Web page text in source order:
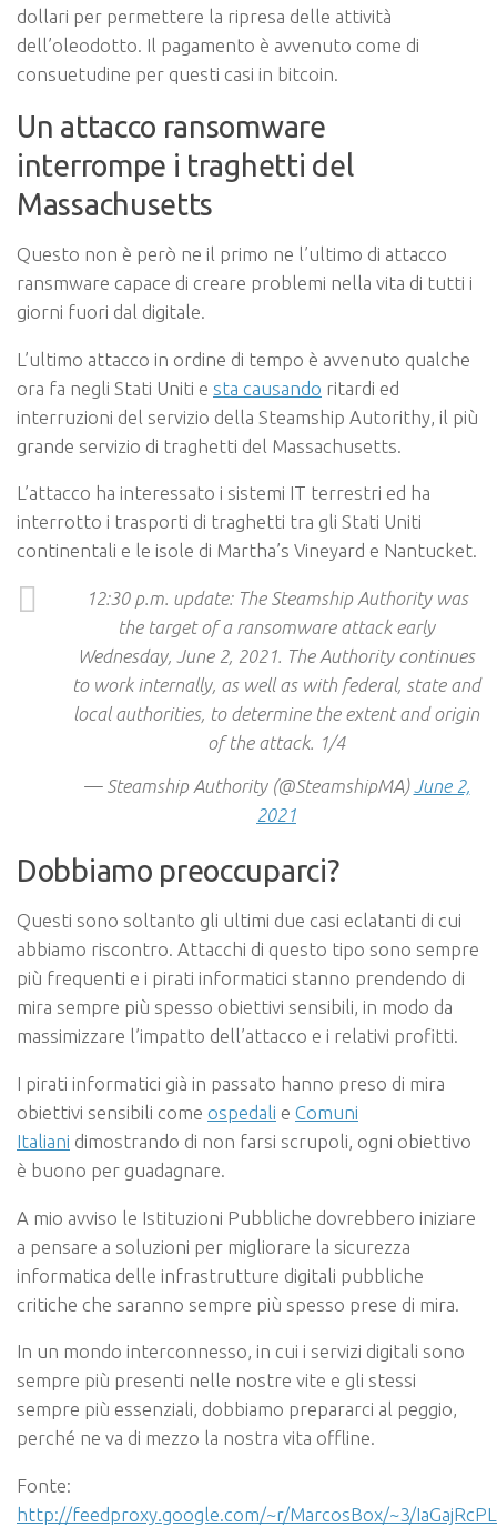
dollari per permettere la ripresa delle attività
dell’oleodotto. Il pagamento è avvenuto come di
consuetudine per questi casi in bitcoin.
Un attacco ransomware
interrompe i traghetti del
Massachusetts
Questo non è però ne il primo ne l’ultimo di attacco
ransmware capace di creare problemi nella vita di tutti i
giorni fuori dal digitale.
L’ultimo attacco in ordine di tempo è avvenuto qualche
ora fa negli Stati Uniti e sta causando ritardi ed
interruzioni del servizio della Steamship Autorithy, il più
grande servizio di traghetti del Massachusetts.
L’attacco ha interessato i sistemi IT terrestri ed ha
interrotto i trasporti di traghetti tra gli Stati Uniti
continentali e le isole di Martha’s Vineyard e Nantucket.
12:30 p.m. update: The Steamship Authority was
the target of a ransomware attack early
Wednesday, June 2, 2021. The Authority continues
to work internally, as well as with federal, state and
local authorities, to determine the extent and origin
of the attack. 1/4
— Steamship Authority (@SteamshipMA) June 2,
2021
Dobbiamo preoccuparci?
Questi sono soltanto gli ultimi due casi eclatanti di cui
abbiamo riscontro. Attacchi di questo tipo sono sempre
più frequenti e i pirati informatici stanno prendendo di
mira sempre più spesso obiettivi sensibili, in modo da
massimizzare l’impatto dell’attacco e i relativi profitti.
I pirati informatici già in passato hanno preso di mira
obiettivi sensibili come ospedali e Comuni
Italiani dimostrando di non farsi scrupoli, ogni obiettivo
è buono per guadagnare.
A mio avviso le Istituzioni Pubbliche dovrebbero iniziare
a pensare a soluzioni per migliorare la sicurezza
informatica delle infrastrutture digitali pubbliche
critiche che saranno sempre più spesso prese di mira.
In un mondo interconnesso, in cui i servizi digitali sono
sempre più presenti nelle nostre vite e gli stessi
sempre più essenziali, dobbiamo prepararci al peggio,
perché ne va di mezzo la nostra vita offline.
Fonte:
http://feedproxy.google.com/~r/MarcosBox/~3/